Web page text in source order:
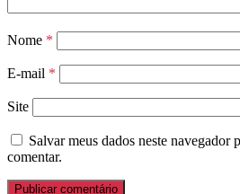
Nome *
E-mail *
Site
Salvar meus dados neste navegador
comentar.